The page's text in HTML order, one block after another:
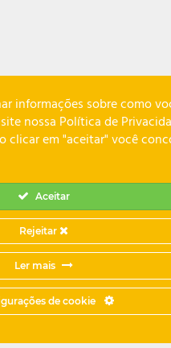
informações sobre como
nossa Política de
clicar em "aceitar" você
Aceitar
Rejeitar
Ler mais
de cookie